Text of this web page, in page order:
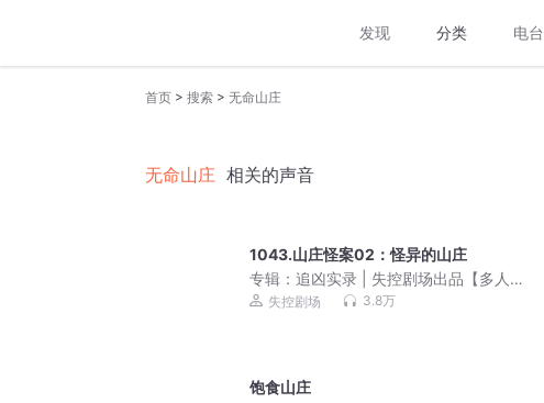
发现 分类 电台
首页 > 搜索 > 无命山庄
无命山庄 相关的声音
1043.山庄怪案02：怪异的山庄
专辑： 追凶实录 | 失控剧场出品【多人
有声剧】
失控剧场 3.8万
饱食山庄